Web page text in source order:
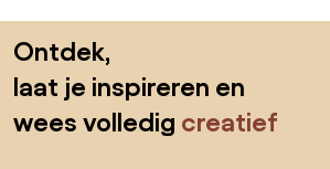
Ontdek,
laat je inspireren en
wees volledig creatief